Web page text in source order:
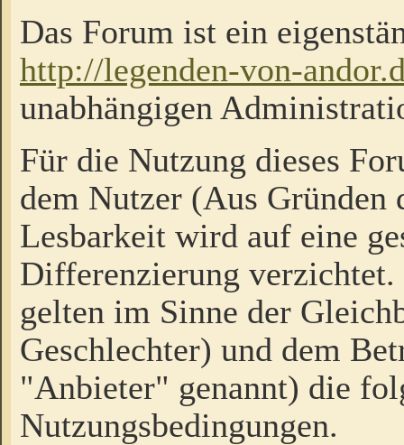
Das Forum ist ein
http://legenden-von-
unabhängigen
Für die Nutzung dieses
dem Nutzer (Aus Gründen
Lesbarkeit wird auf eine
Differenzierung
gelten im Sinne der
Geschlechter) und dem
"Anbieter" genannt) die
Nutzungsbedingungen.